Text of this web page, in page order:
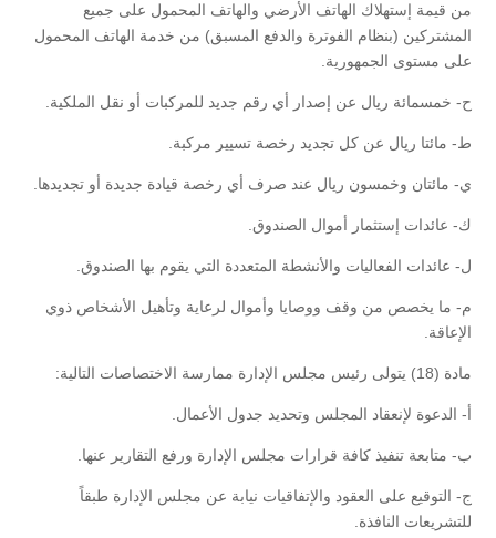
من قيمة إستهلاك الهاتف الأرضي والهاتف المحمول على جميع
المشتركين (بنظام الفوترة والدفع المسبق) من خدمة الهاتف المحمول
على مستوى الجمهورية.
‌ح- خمسمائة ريال عن إصدار أي رقم جديد للمركبات أو نقل الملكية.
‌ط- مائتا ريال عن كل تجديد رخصة تسيير مركبة.
‌ي- مائتان وخمسون ريال عند صرف أي رخصة قيادة جديدة أو تجديدها.
‌ك- عائدات إستثمار أموال الصندوق.
‌ل- عائدات الفعاليات والأنشطة المتعددة التي يقوم بها الصندوق.
‌م- ما يخصص من وقف ووصايا وأموال لرعاية وتأهيل الأشخاص ذوي
الإعاقة.
مادة (18) يتولى رئيس مجلس الإدارة ممارسة الاختصاصات التالية:
‌أ- الدعوة لإنعقاد المجلس وتحديد جدول الأعمال.
‌ب- متابعة تنفيذ كافة قرارات مجلس الإدارة ورفع التقارير عنها.
‌ج- التوقيع على العقود والإتفاقيات نيابة عن مجلس الإدارة طبقاً
للتشريعات النافذة.